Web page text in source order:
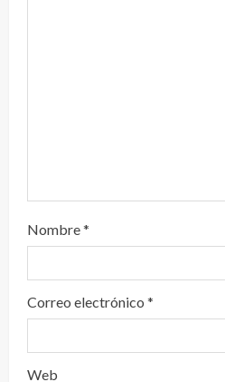
Nombre*
Correo electrónico *
Web